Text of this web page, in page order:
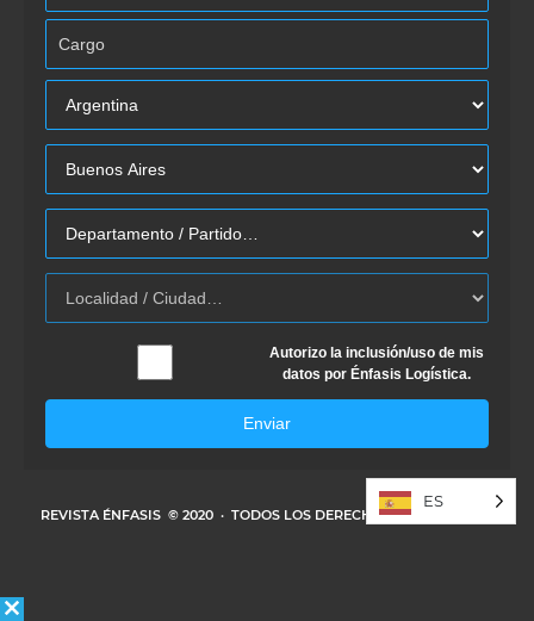
Autorizo la inclusión/uso de mis
datos por Énfasis Logística.
Enviar
REVISTA ÉNFASIS © 2020 · TODOS LOS DERECHOS RESERVADOS
ES